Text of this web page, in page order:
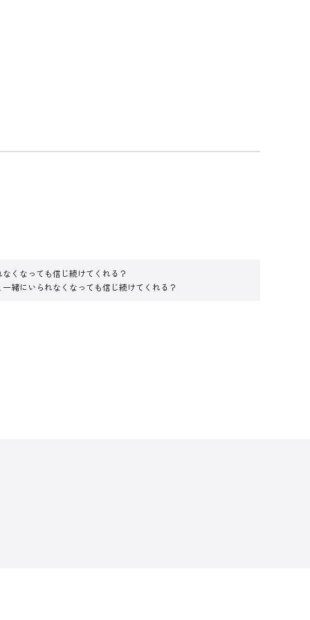
くなっても信じ続けてくれる？
緒にいられなくなっても信じ続けてくれる？